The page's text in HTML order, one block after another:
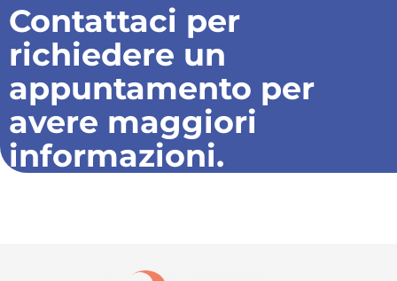
Contattaci per
richiedere un
appuntamento per
avere maggiori
informazioni.